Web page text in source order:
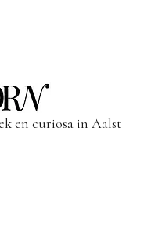
en curiosa in Aalst